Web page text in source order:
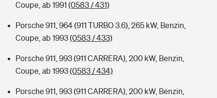
Coupe, ab 1991 (0583 / 431)
Porsche 911, 964 (911 TURBO 3.6), 265 kW, Benzin,
Coupe, ab 1993(0583 / 433)
Porsche 911, 993 (911 CARRERA), 200 kW, Benzin,
Coupe, ab 1993(0583 / 434)
Porsche 911, 993 (911 CARRERA), 200 kW, Benzin,